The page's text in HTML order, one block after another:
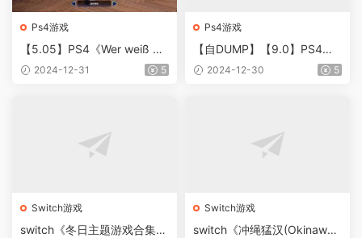
Ps4游戏
【5.05】PS4《Wer weiß de
nn sowas? - Das 3. Spiel》C
2024-12-31 5
Ps4游戏
【自DUMP】【9.0】PS4
《一起歌唱:皇后乐队》CUSA
2024-12-30 5
Switch游戏
switch《冬日主题游戏合集
Switch游戏
switch《冲绳猛汉(Okinawa